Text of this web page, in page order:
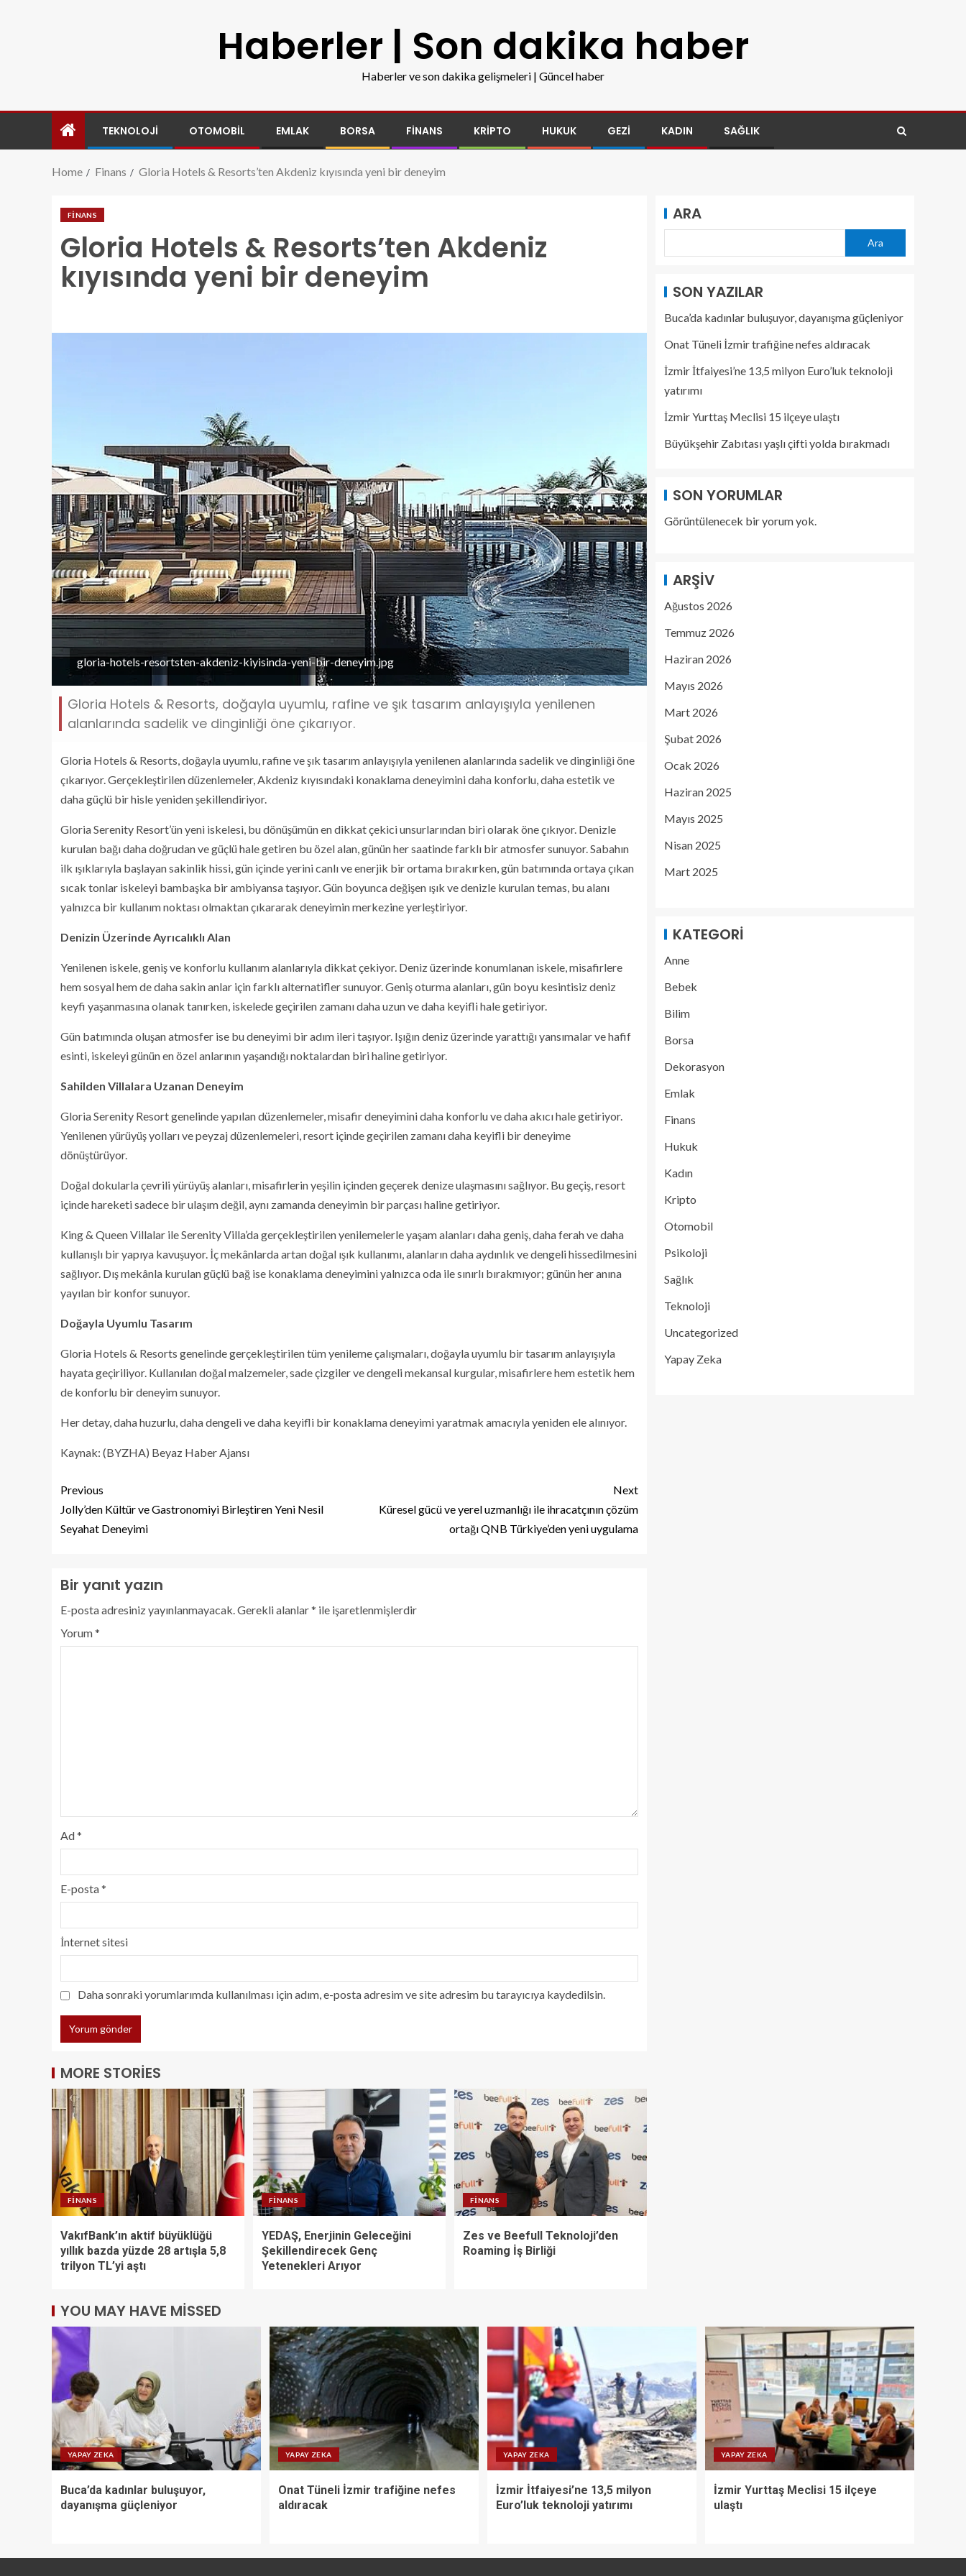
Haberler | Son dakika haber
Haberler ve son dakika gelişmeleri | Güncel haber
TEKNOLOJI OTOMOBIL EMLAK BORSA FINANS KRIPTO HUKUK GEZI KADIN SAĞLIK
Home Finans Gloria Hotels & Resorts’ten Akdeniz kıyısında yeni bir deneyim
FINANS
Gloria Hotels & Resorts’ten Akdeniz
kıyısında yeni bir deneyim
gloria-hotels-resortsten-akdeniz-kiyisinda-yeni-bir-deneyim.jpg
Gloria Hotels & Resorts, doğayla uyumlu, rafine ve şık tasarım anlayışıyla yenilenen
alanlarında sadelik ve dinginliği öne çıkarıyor.
Gloria Hotels & Resorts, doğayla uyumlu, rafine ve şık tasarım anlayışıyla yenilenen alanlarında sadelik ve dinginliği öne
çıkarıyor. Gerçekleştirilen düzenlemeler, Akdeniz kıyısındaki konaklama deneyimini daha konforlu, daha estetik ve
daha güçlü bir hisle yeniden şekillendiriyor.
Gloria Serenity Resort’ün yeni iskelesi, bu dönüşümün en dikkat çekici unsurlarından biri olarak öne çıkıyor. Denizle
kurulan bağı daha doğrudan ve güçlü hale getiren bu özel alan, günün her saatinde farklı bir atmosfer sunuyor. Sabahın
ilk ışıklarıyla başlayan sakinlik hissi, gün içinde yerini canlı ve enerjik bir ortama bırakırken, gün batımında ortaya çıkan
sıcak tonlar iskeleyi bambaşka bir ambiyansa taşıyor. Gün boyunca değişen ışık ve denizle kurulan temas, bu alanı
yalnızca bir kullanım noktası olmaktan çıkararak deneyimin merkezine yerleştiriyor.
Denizin Üzerinde Ayrıcalıklı Alan
Yenilenen iskele, geniş ve konforlu kullanım alanlarıyla dikkat çekiyor. Deniz üzerinde konumlanan iskele, misafirlere
hem sosyal hem de daha sakin anlar için farklı alternatifler sunuyor. Geniş oturma alanları, gün boyu kesintisiz deniz
keyfi yaşanmasına olanak tanırken, iskelede geçirilen zamanı daha uzun ve daha keyifli hale getiriyor.
Gün batımında oluşan atmosfer ise bu deneyimi bir adım ileri taşıyor. Işığın deniz üzerinde yarattığı yansımalar ve hafif
esinti, iskeleyi günün en özel anlarının yaşandığı noktalardan biri haline getiriyor.
Sahilden Villalara Uzanan Deneyim
Gloria Serenity Resort genelinde yapılan düzenlemeler, misafir deneyimini daha konforlu ve daha akıcı hale getiriyor.
Yenilenen yürüyüş yolları ve peyzaj düzenlemeleri, resort içinde geçirilen zamanı daha keyifli bir deneyime
dönüştürüyor.
Doğal dokularla çevrili yürüyüş alanları, misafirlerin yeşilin içinden geçerek denize ulaşmasını sağlıyor. Bu geçiş, resort
içinde hareketi sadece bir ulaşım değil, aynı zamanda deneyimin bir parçası haline getiriyor.
King & Queen Villalar ile Serenity Villa’da gerçekleştirilen yenilemelerle yaşam alanları daha geniş, daha ferah ve daha
kullanışlı bir yapıya kavuşuyor. İç mekânlarda artan doğal ışık kullanımı, alanların daha aydınlık ve dengeli hissedilmesini
sağlıyor. Dış mekânla kurulan güçlü bağ ise konaklama deneyimini yalnızca oda ile sınırlı bırakmıyor; günün her anına
yayılan bir konfor sunuyor.
Doğayla Uyumlu Tasarım
Gloria Hotels & Resorts genelinde gerçekleştirilen tüm yenileme çalışmaları, doğayla uyumlu bir tasarım anlayışıyla
hayata geçiriliyor. Kullanılan doğal malzemeler, sade çizgiler ve dengeli mekansal kurgular, misafirlere hem estetik hem
de konforlu bir deneyim sunuyor.
Her detay, daha huzurlu, daha dengeli ve daha keyifli bir konaklama deneyimi yaratmak amacıyla yeniden ele alınıyor.
Kaynak: (BYZHA) Beyaz Haber Ajansı
Previous
Jolly’den Kültür ve Gastronomiyi Birleştiren Yeni Nesil
Seyahat Deneyimi
Next
Küresel gücü ve yerel uzmanlığı ile ihracatçının çözüm
ortağı QNB Türkiye’den yeni uygulama
Bir yanıt yazın
E-posta adresiniz yayınlanmayacak.Gerekli alanlar* ile işaretlenmişlerdir
Yorum*
Ad*
E-posta*
İnternet sitesi
Daha sonraki yorumlarımda kullanılması için adım, e-posta adresim ve site adresim bu tarayıcıya kaydedilsin.
MORE STORIES
FINANS
VakıfBank’ın aktif büyüklüğü
yıllık bazda yüzde 28 artışla 5,8
trilyon TL’yi aştı
FINANS
YEDAŞ, Enerjinin Geleceğini
Şekillendirecek Genç
Yetenekleri Arıyor
FINANS
Zes ve Beefull Teknoloji’den
Roaming İş Birliği
ARA
Ara
SON YAZILAR
Buca’da kadınlar buluşuyor, dayanışma güçleniyor
Onat Tüneli İzmir trafiğine nefes aldıracak
İzmir İtfaiyesi’ne 13,5 milyon Euro’luk teknoloji
yatırımı
İzmir Yurttaş Meclisi 15 ilçeye ulaştı
Büyükşehir Zabıtası yaşlı çifti yolda bırakmadı
SON YORUMLAR
Görüntülenecek bir yorum yok.
ARŞIV
Ağustos 2026
Temmuz 2026
Haziran 2026
Mayıs 2026
Mart 2026
Şubat 2026
Ocak 2026
Haziran 2025
Mayıs 2025
Nisan 2025
Mart 2025
KATEGORI
Anne
Bebek
Bilim
Borsa
Dekorasyon
Emlak
Finans
Hukuk
Kadın
Kripto
Otomobil
Psikoloji
Sağlık
Teknoloji
Uncategorized
Yapay Zeka
YOU MAY HAVE MISSED
YAPAY ZEKA
Buca’da kadınlar buluşuyor,
dayanışma güçleniyor
YAPAY ZEKA
Onat Tüneli İzmir trafiğine nefes
aldıracak
YAPAY ZEKA
İzmir İtfaiyesi’ne 13,5 milyon
Euro’luk teknoloji yatırımı
YAPAY ZEKA
İzmir Yurttaş Meclisi 15 ilçeye
ulaştı